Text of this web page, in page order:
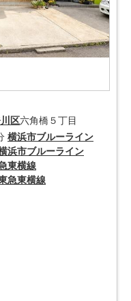
区六角橋５丁目
横浜市ブルーライン
浜市ブルーライン
東横線
急東横線